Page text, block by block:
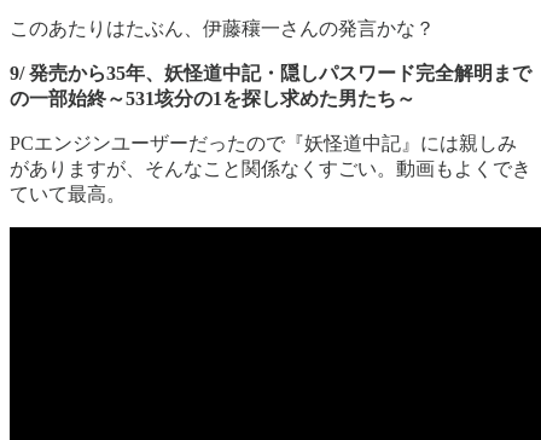
このあたりはたぶん、伊藤穰一さんの発言かな？
9/ 発売から35年、妖怪道中記・隠しパスワード完全解明まで
の一部始終～531垓分の1を探し求めた男たち～
PCエンジンユーザーだったので『妖怪道中記』には親しみ
がありますが、そんなこと関係なくすごい。動画もよくでき
ていて最高。